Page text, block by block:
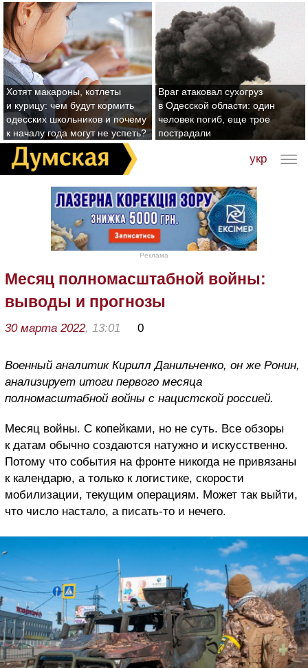
Хотят макароны, котлеты
и курицу: чем будут кормить
одесских школьников и почему
к началу года могут не успеть?
Враг атаковал сухогруз
в Одесской области: один
человек погиб, еще трое
пострадали
укр
Реклама
Месяц полномасштабной войны:
выводы и прогнозы
30 марта 2022, 13:01 0
Военный аналитик Кирилл Данильченко, он же Ронин,
анализирует итоги первого месяца
полномасштабной войны с нацистской россией.
Месяц войны. С копейками, но не суть. Все обзоры
к датам обычно создаются натужно и искусственно.
Потому что события на фронте никогда не привязаны
к календарю, а только к логистике, скорости
мобилизации, текущим операциям. Может так выйти,
что число настало, а писать-то и нечего.